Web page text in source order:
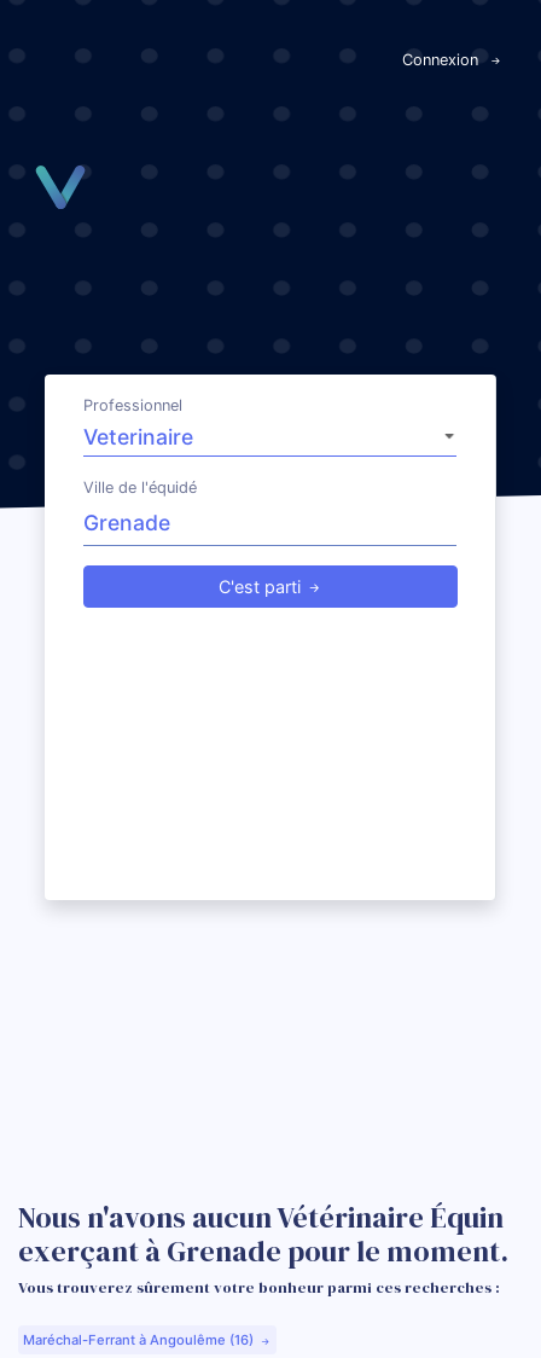
Connexion
Professionnel
Ville de l'équidé
C'est parti
Nous n'avons aucun Vétérinaire Équin
exerçant à Grenade pour le moment.
Vous trouverez sûrement votre bonheur parmi ces recherches :
Maréchal-Ferrant à Angoulême (16)